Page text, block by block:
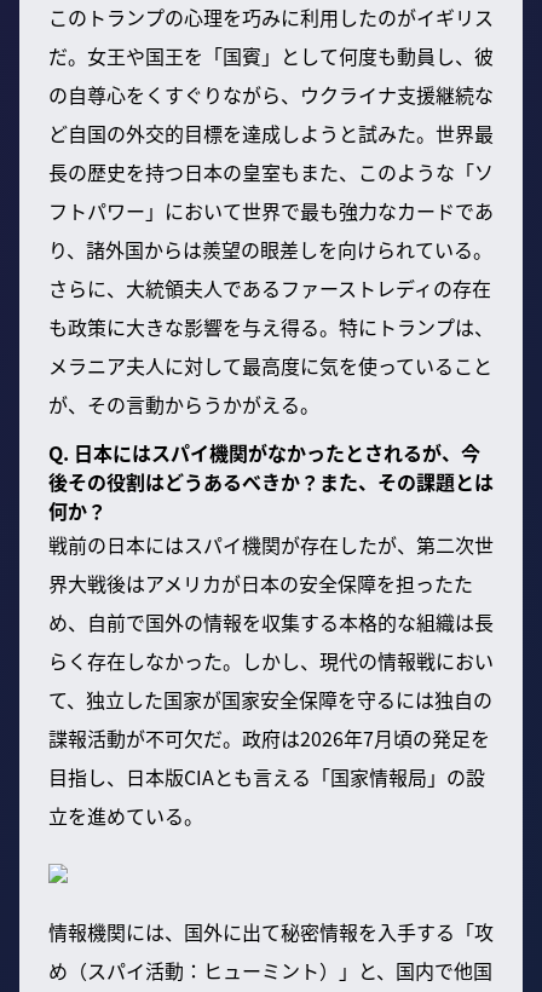
このトランプの心理を巧みに利用したのがイギリス
だ。女王や国王を「国賓」として何度も動員し、彼
の自尊心をくすぐりながら、ウクライナ支援継続な
ど自国の外交的目標を達成しようと試みた。世界最
長の歴史を持つ日本の皇室もまた、このような「ソ
フトパワー」において世界で最も強力なカードであ
り、諸外国からは羨望の眼差しを向けられている。
さらに、大統領夫人であるファーストレディの存在
も政策に大きな影響を与え得る。特にトランプは、
メラニア夫人に対して最高度に気を使っていること
が、その言動からうかがえる。
Q. 日本にはスパイ機関がなかったとされるが、今
後その役割はどうあるべきか？また、その課題とは
何か？
戦前の日本にはスパイ機関が存在したが、第二次世
界大戦後はアメリカが日本の安全保障を担ったた
め、自前で国外の情報を収集する本格的な組織は長
らく存在しなかった。しかし、現代の情報戦におい
て、独立した国家が国家安全保障を守るには独自の
諜報活動が不可欠だ。政府は2026年7月頃の発足を
目指し、日本版CIAとも言える「国家情報局」の設
立を進めている。
情報機関には、国外に出て秘密情報を入手する「攻
め（スパイ活動：ヒューミント）」と、国内で他国